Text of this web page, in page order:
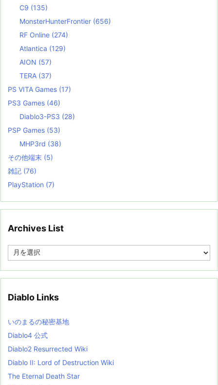
C9 (135)
MonsterHunterFrontier (656)
RF Online (274)
Atlantica (129)
AION (57)
TERA (37)
PS VITA Games (17)
PS3 Games (46)
Diablo3-PS3 (28)
PSP Games (53)
MHP3rd (38)
その他端末 (5)
雑記 (76)
PlayStation (7)
Archives List
e
i
s
t
Diablo Links
いのまるの秘密基地
Diablo4 公式
Diablo2 Resurrected Wiki
Diablo II: Lord of Destruction Wiki
The Eternal Death Star